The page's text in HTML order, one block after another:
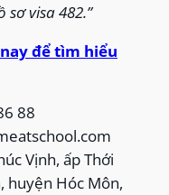
visa 482.”
để tìm hiểu
88
Vịnh, ấp Thới
huyện Hóc Môn,